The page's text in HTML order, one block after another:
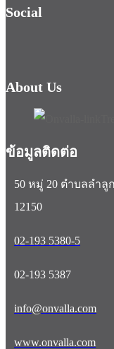
Social
About Us
ข้อมูลติดต่อ
50 หมู่ 20 ตำบลลำ
12150
02-193 5380-5
02-193 5387
info@onvalla.com
www.onvalla.com